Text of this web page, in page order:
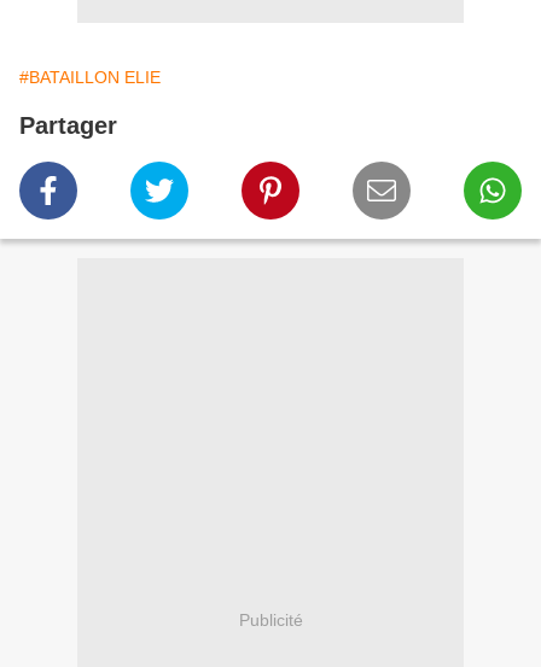
#BATAILLON ELIE
Partager
Publicité